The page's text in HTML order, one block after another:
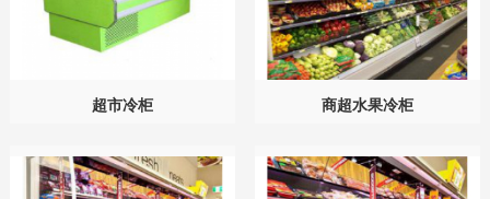
超市冷柜 商超水果冷柜